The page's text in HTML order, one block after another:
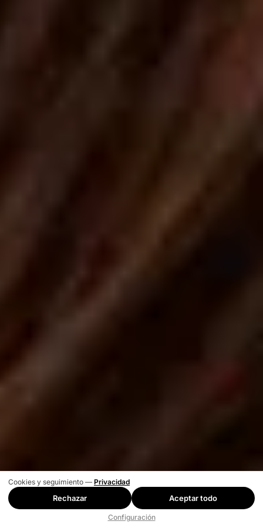
Cookies y seguimiento — Privacidad
Rechazar Aceptar todo
Configuración